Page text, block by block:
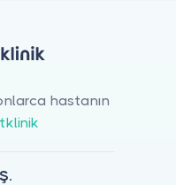
hastanın